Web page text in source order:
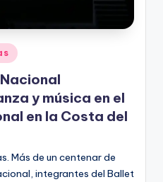
y música en el
en la Costa del
Más de un centenar de
integrantes del Ballet